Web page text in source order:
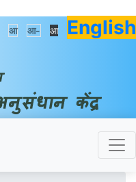
आ आ- आ English